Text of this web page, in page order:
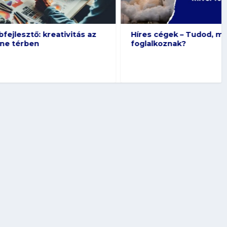
kreativitás az
Híres cégek – Tudod, mivel
foglalkoznak?